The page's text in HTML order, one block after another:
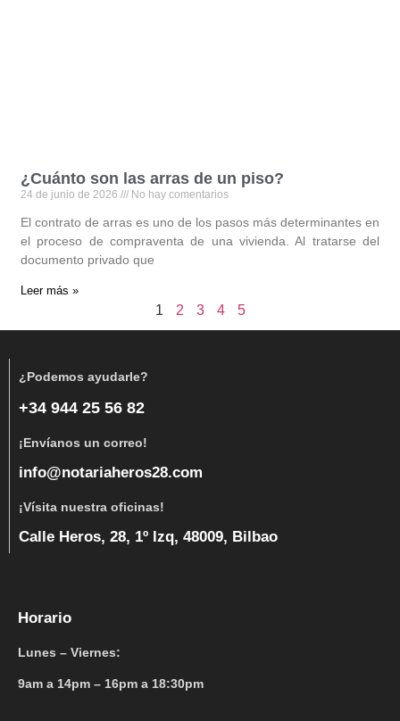
¿Cuánto son las arras de un piso?
24 de junio de 2026 No hay comentarios
El contrato de arras es uno de los pasos más determinantes en
el proceso de compraventa de una vivienda. Al tratarse del
documento privado que
Leer más »
1 2 3 4 5
¿Podemos ayudarle?
+34 944 25 56 82
¡Envíanos un correo!
info@notariaheros28.com
¡Vísita nuestra oficinas!
Calle Heros, 28, 1º Izq, 48009, Bilbao
Horario
Lunes – Viernes:
9am a 14pm – 16pm a 18:30pm